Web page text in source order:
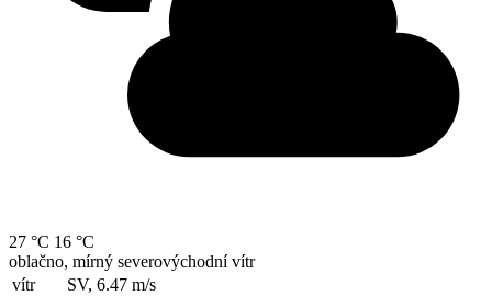
27 °C 16 °C
oblačno, mírný severovýchodní vítr
vítr
SV, 6.47 m/s